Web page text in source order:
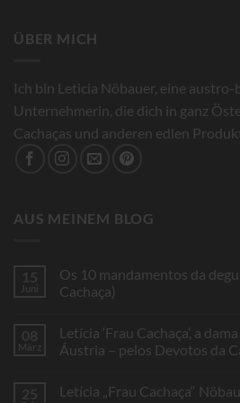
ÜBER MICH
Ich bin Leticia Nöbauer, eine austro-
Unternehmerin, die dich in ganz
Cachaças und anderen edlen
AUS MEINEM BLOG
15
Juni
Os 10 mandamentos da
Cachaça)
zu
Os
10
degustação
08
März
Letícia ‘Frau Cachaça’, a
Áustria – pelos Devotos da
zu
25
Letícia „Frau Cachaça“